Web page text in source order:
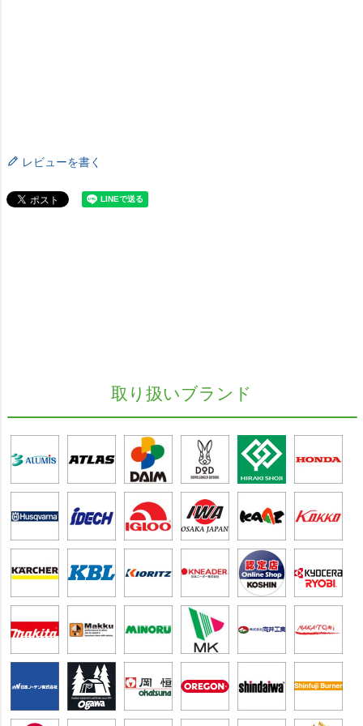
レビューを書く
取り扱いブランド